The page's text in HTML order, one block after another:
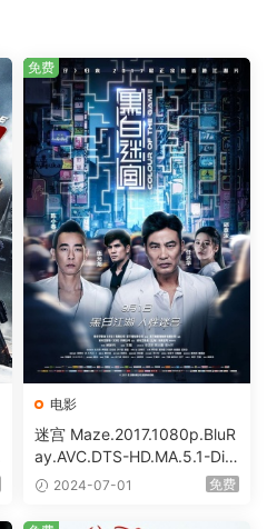
电影
迷宫 Maze.2017.1080p.BluR
ay.AVC.DTS-HD.MA.5.1-DiY
@HDHome [BDISO 19.7GB]
2024-07-01 免费
免费